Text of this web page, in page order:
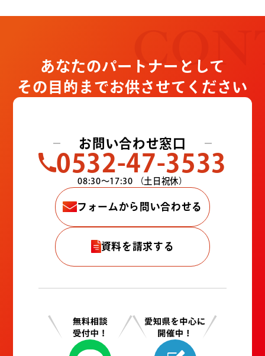
あなたのパートナーとして
その目的までお供させてください
お問い合わせ窓口
0532-47-3533
08:30〜17:30 （土日祝休）
フォームから問い合わせる
資料を請求する